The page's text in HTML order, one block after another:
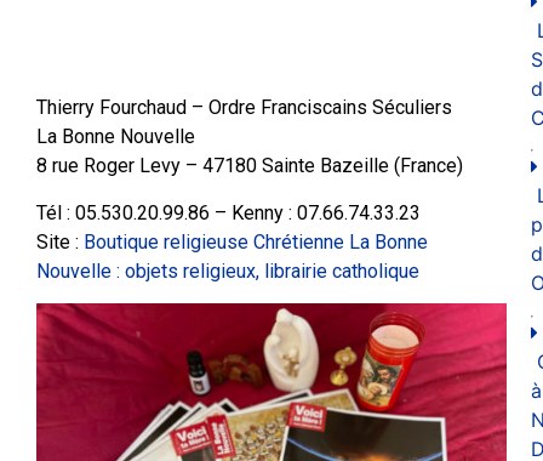
Thierry Fourchaud – Ordre Franciscains Séculiers
La Bonne Nouvelle
8 rue Roger Levy – 47180 Sainte Bazeille (France)
Tél : 05.530.20.99.86 – Kenny : 07.66.74.33.23
Site : Boutique religieuse Chrétienne La Bonne
Nouvelle : objets religieux, librairie catholique
à